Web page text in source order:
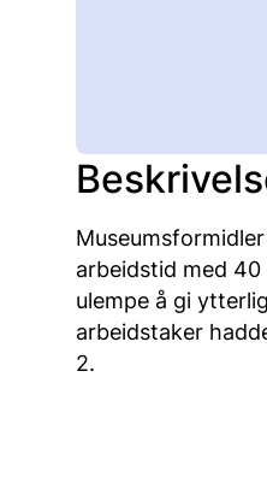
arbeidstid med
ulempe å gi
arbeidstaker
2.